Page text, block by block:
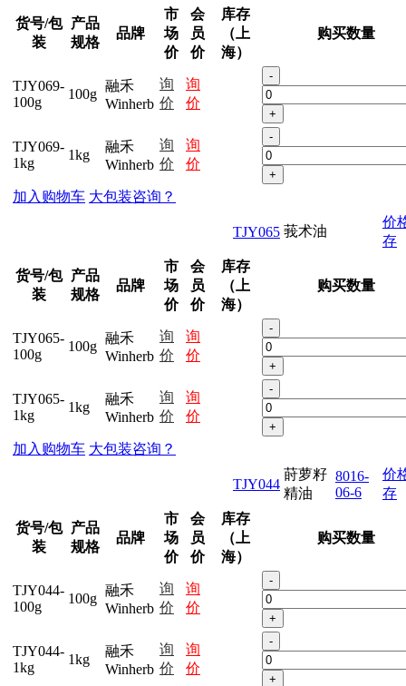
货号/包
装
产品
规格
品牌
市
场
价
会
员
价
库存
（上
海）
购买数量
TJY069-
100g
100g
融禾
Winherb
询
价
询
价
-
+
TJY069-
1kg
1kg
融禾
Winherb
询
价
询
价
-
+
加入购物车 大包装咨询？
TJY065 莪术油
价
存
货号/包
装
产品
规格
品牌
市
场
价
会
员
价
库存
（上
海）
购买数量
TJY065-
100g
100g
融禾
Winherb
询
价
询
价
-
+
TJY065-
1kg
1kg
融禾
Winherb
询
价
询
价
-
+
加入购物车 大包装咨询？
TJY044
莳萝籽
精油
8016-
06-6
价
存
货号/包
装
产品
规格
品牌
市
场
价
会
员
价
库存
（上
海）
购买数量
TJY044-
100g
100g
融禾
Winherb
询
价
询
价
-
+
TJY044-
1kg
1kg
融禾
Winherb
询
价
询
价
-
+